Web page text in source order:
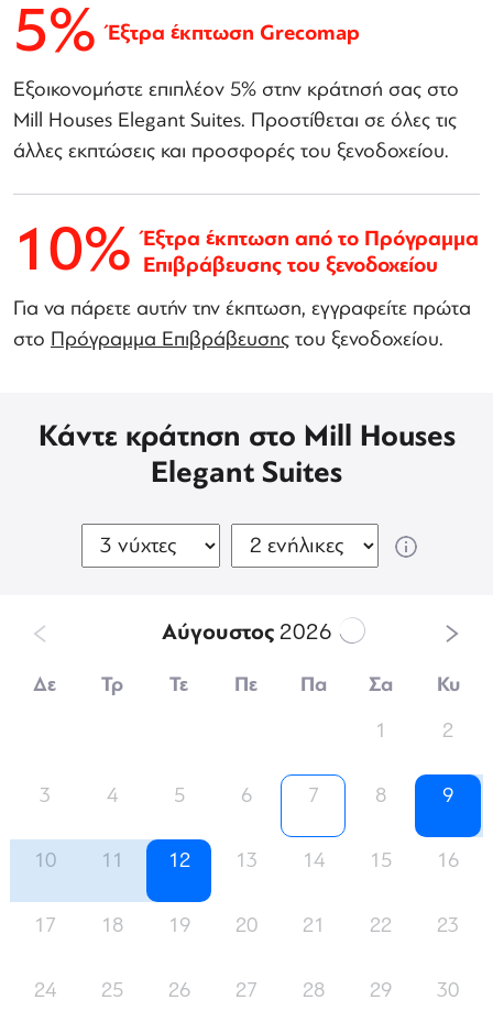
5% Έξτρα έκπτωση Grecomap
Εξοικονομήστε επιπλέον 5% στην κράτησή σας στο
Mill Houses Elegant Suites. Προστίθεται σε όλες τις
άλλες εκπτώσεις και προσφορές του ξενοδοχείου.
10% Έξτρα έκπτωση από το Πρόγραμμα
Επιβράβευσης του ξενοδοχείου
Για να πάρετε αυτήν την έκπτωση, εγγραφείτε πρώτα
στο Πρόγραμμα Επιβράβευσηςτου ξενοδοχείου.
Κάντε κράτηση στο Mill Houses
Elegant Suites
Αύγουστος2026
Δε Τρ Τε Πε Πα Σα
Κυ
1
2
3 4 5 6 7 8 9
10 11 12 13 14 15 16
17 18 19 20 21 22 23
24 25 26 27 28 29 30